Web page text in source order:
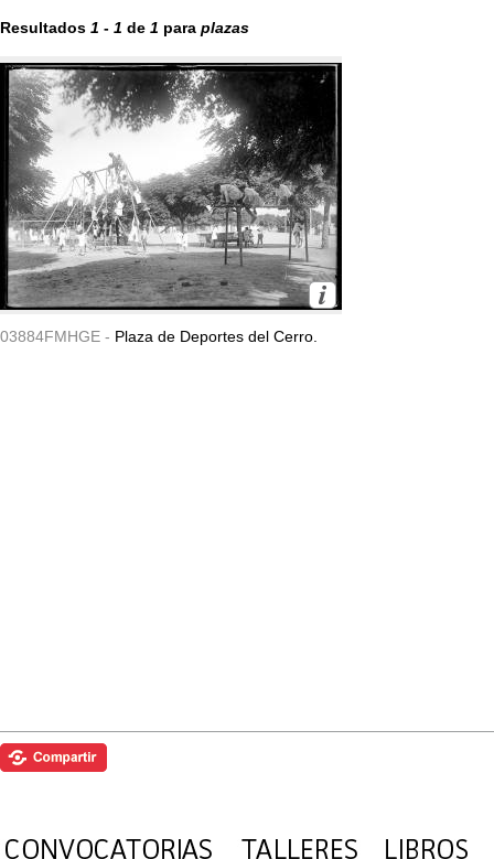
Resultados 1 - 1 de 1 para plazas
03884FMHGE - Plaza de Deportes del Cerro.